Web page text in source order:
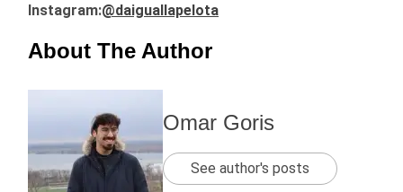
Instagram:@daiguallapelota
About The Author
Omar Goris
See author's posts